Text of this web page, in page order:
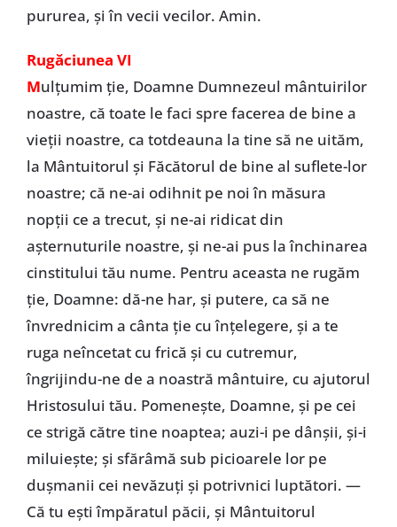
pururea, şi în vecii vecilor. Amin.
Rugăciunea VI
Mulţumim ţie, Doamne Dumnezeul mântuirilor
noastre, că toate le faci spre facerea de bine a
vieţii noastre, ca totdeauna la tine să ne uităm,
la Mântuitorul şi Făcătorul de bine al suflete-lor
noastre; că ne-ai odihnit pe noi în măsura
nopţii ce a trecut, şi ne-ai ridicat din
aşternuturile noastre, şi ne-ai pus la închinarea
cinstitului tău nume. Pentru aceasta ne rugăm
ţie, Doamne: dă-ne har, şi putere, ca să ne
învrednicim a cânta ţie cu înţelegere, şi a te
ruga neîncetat cu frică şi cu cutremur,
îngrijindu-ne de a noastră mântuire, cu ajutorul
Hristosului tău. Pomeneşte, Doamne, şi pe cei
ce strigă către tine noaptea; auzi-i pe dânşii, şi-i
miluieşte; şi sfărâmă sub picioarele lor pe
duşmanii cei nevăzuţi şi potrivnici luptători. —
Că tu eşti împăratul păcii, şi Mântuitorul